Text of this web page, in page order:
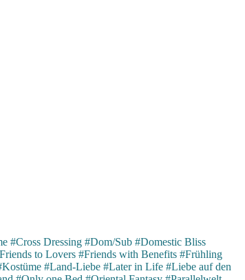
#Cross Dressing #Dom/Sub #Domestic Bliss
to Lovers #Friends with Benefits #Frühling
#Land-Liebe #Later in Life #Liebe auf den